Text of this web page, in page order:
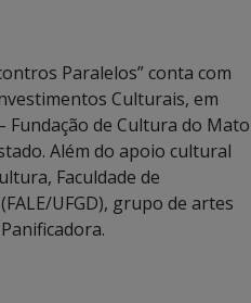
Paralelos” conta com
Culturais, em
Fundação de Cultura do Mato
Além do apoio cultural
Faculdade de
UFGD), grupo de artes